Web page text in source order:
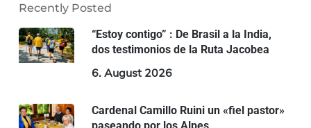
Recently Posted
“Estoy contigo” : De Brasil a la India,
dos testimonios de la Ruta Jacobea
6. August 2026
Cardenal Camillo Ruini un «fiel pastor»